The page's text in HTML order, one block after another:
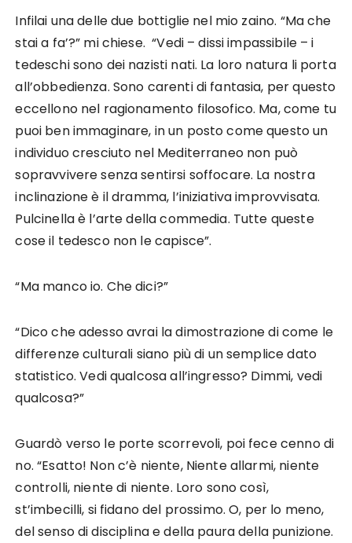
Infilai una delle due bottiglie nel mio zaino. “Ma che
stai a fa’?” mi chiese. “Vedi – dissi impassibile – i
tedeschi sono dei nazisti nati. La loro natura li porta
all’obbedienza. Sono carenti di fantasia, per questo
eccellono nel ragionamento filosofico. Ma, come tu
puoi ben immaginare, in un posto come questo un
individuo cresciuto nel Mediterraneo non può
sopravvivere senza sentirsi soffocare. La nostra
inclinazione è il dramma, l’iniziativa improvvisata.
Pulcinella è l’arte della commedia. Tutte queste
cose il tedesco non le capisce”.
“Ma manco io. Che dici?”
“Dico che adesso avrai la dimostrazione di come le
differenze culturali siano più di un semplice dato
statistico. Vedi qualcosa all’ingresso? Dimmi, vedi
qualcosa?”
Guardò verso le porte scorrevoli, poi fece cenno di
no. “Esatto! Non c’è niente, Niente allarmi, niente
controlli, niente di niente. Loro sono così,
st’imbecilli, si fidano del prossimo. O, per lo meno,
del senso di disciplina e della paura della punizione.